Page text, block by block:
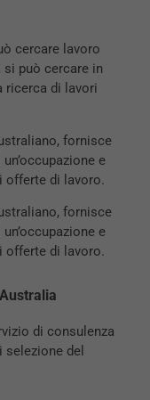
cercare lavoro
può cercare in
ricerca di lavori
fornisce
e
offerte di lavoro.
fornisce
e
offerte di lavoro.
di consulenza
del